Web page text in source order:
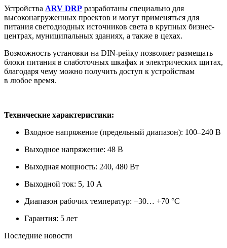
Устройства ARV DRP разработаны специально для
высоконагруженных проектов и могут применяться для
питания светодиодных источников света в крупных бизнес-
центрах, муниципальных зданиях, а также в цехах.
Возможность установки на DIN-рейку позволяет размещать
блоки питания в слаботочных шкафах и электрических щитах,
благодаря чему можно получить доступ к устройствам
в любое время.
Технические характеристики:
Входное напряжение (предельный диапазон): 100–240 В
Выходное напряжение: 48 В
Выходная мощность: 240, 480 Вт
Выходной ток: 5, 10 А
Диапазон рабочих температур: −30… +70 °С
Гарантия: 5 лет
Последние новости